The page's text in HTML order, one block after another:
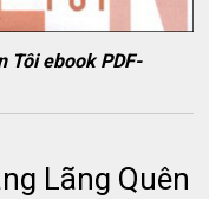
Tôi ebook PDF-
Lãng Quên